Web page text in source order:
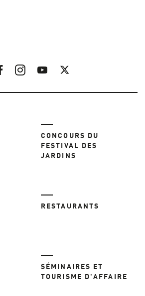
CONCOURS DU
FESTIVAL DES
JARDINS
RESTAURANTS
SÉMINAIRES ET
TOURISME D'AFFAIRE